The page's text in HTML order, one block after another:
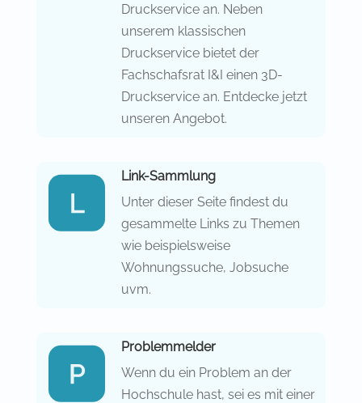
Druckservice an. Neben
unserem klassischen
Druckservice bietet der
Fachschafsrat I&I einen 3D-
Druckservice an. Entdecke jetzt
unseren Angebot.
Link-Sammlung
Unter dieser Seite findest du
gesammelte Links zu Themen
wie beispielsweise
Wohnungssuche, Jobsuche
uvm.
Problemmelder
Wenn du ein Problem an der
Hochschule hast, sei es mit einer